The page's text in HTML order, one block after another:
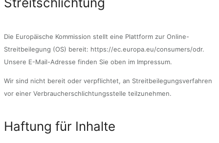
Die Europäische Kommission stellt eine Plattform zur Online-
Streitbeilegung (OS) bereit: https://ec.europa.eu/consumers/odr.
Unsere E-Mail-Adresse finden Sie oben im Impressum.
Wir sind nicht bereit oder verpflichtet, an Streitbeilegungsverfahren
vor einer Verbraucherschlichtungsstelle teilzunehmen.
Haftung für Inhalte